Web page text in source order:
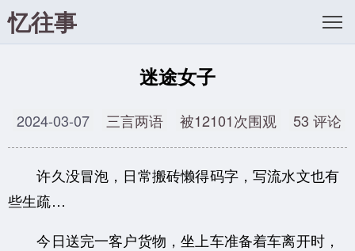
忆往事
迷途女子
2024-03-07 三言两语 被12101次围观 53 评论
许久没冒泡，日常搬砖懒得码字，写流水文也有
些生疏…
今日送完一客户货物，坐上车准备着车离开时，